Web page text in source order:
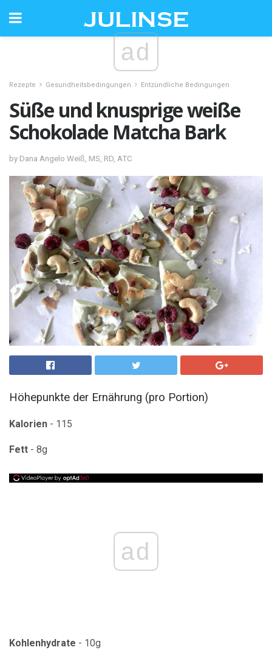
ad
Rezepte Gesundheitsbedingungen Entzündliche Bedingungen
Süße und knusprige weiße
Schokolade Matcha Bark
by Dana Angelo Weiß, MS, RD, ATC
Höhepunkte der Ernährung (pro Portion)
Kalorien - 115
Fett - 8g
ad
Kohlenhydrate - 10g